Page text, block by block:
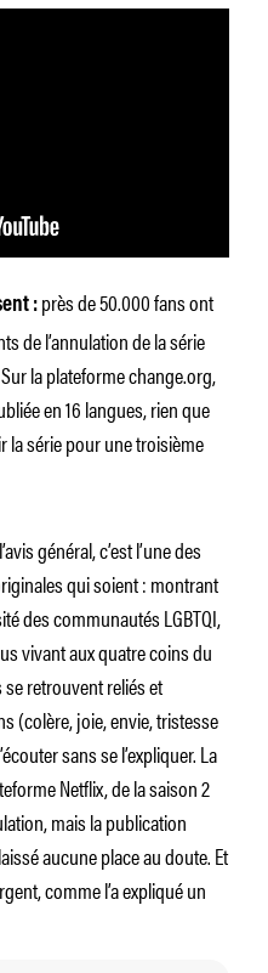
: près de 50.000 fans ont
de l’annulation de la série
la plateforme change.org,
en 16 langues, rien que
la série pour une troisième
général, c’est l’une des
qui soient : montrant
des communautés LGBTQI,
vivant aux quatre coins du
retrouvent reliés et
(colère, joie, envie, tristesse
sans se l’expliquer. La
Netflix, de la saison 2
mais la publication
aucune place au doute. Et
comme l’a expliqué un